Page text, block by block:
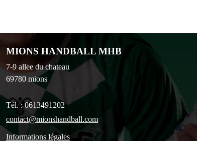
MIONS HANDBALL MHB
7-9 allee du chateau
69780 mions
Tél. :0613491202
contact@mionshandball.com
Informations légales